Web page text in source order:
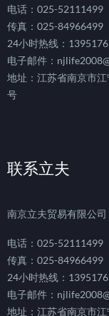
电话：025-52111499
传真：025-84966499
24小时热线：
电子邮件：
地址：江苏省南京市
号
联系立夫
南京立夫贸易有限公司
电话：025-52111499
传真：025-84966499
24小时热线：
电子邮件：
地址：江苏省南京市